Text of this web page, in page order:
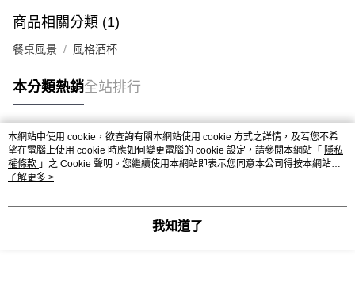
商品相關分類 (1)
餐桌風景 風格酒杯
本分類熱銷全站排行
熱門標籤
本網站中使用 cookie，欲查詢有關本網站使用 cookie 方式之詳情，及若您不希
望在電腦上使用 cookie 時應如何變更電腦的 cookie 設定，請參閱本網站「 隱私
權條款 」之 Cookie 聲明。您繼續使用本網站即表示您同意本公司得按本網站使
用條款之 Cookie 聲明使用 cookie。
了解更多 >
我知道了